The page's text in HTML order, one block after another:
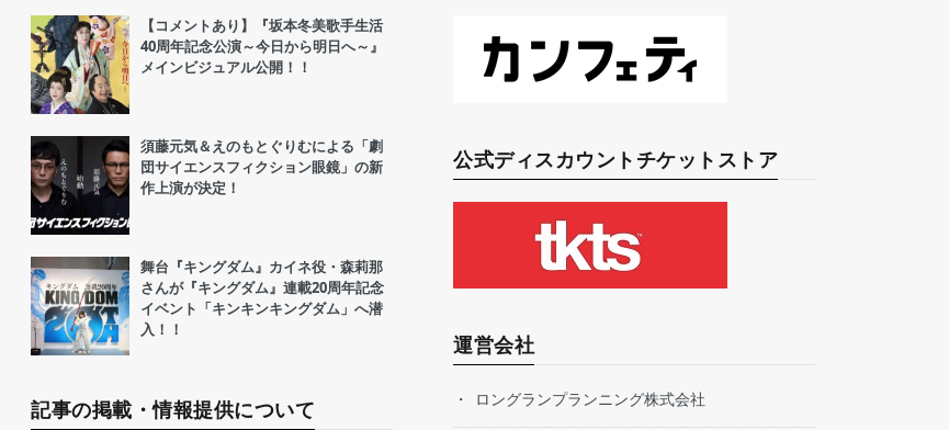
【コメントあり】『坂本冬美歌手生活
40周年記念公演～今日から明日へ～』
メインビジュアル公開！！
須藤元気＆えのもとぐりむによる「劇
団サイエンスフィクション眼鏡」の新
作上演が決定！
舞台『キングダム』カイネ役・森莉那
さんが『キングダム』連載20周年記念
イベント「キンキンキングダム」へ潜
入！！
記事の掲載・情報提供について
公式ディスカウントチケットストア
運営会社
ロングランプランニング株式会社